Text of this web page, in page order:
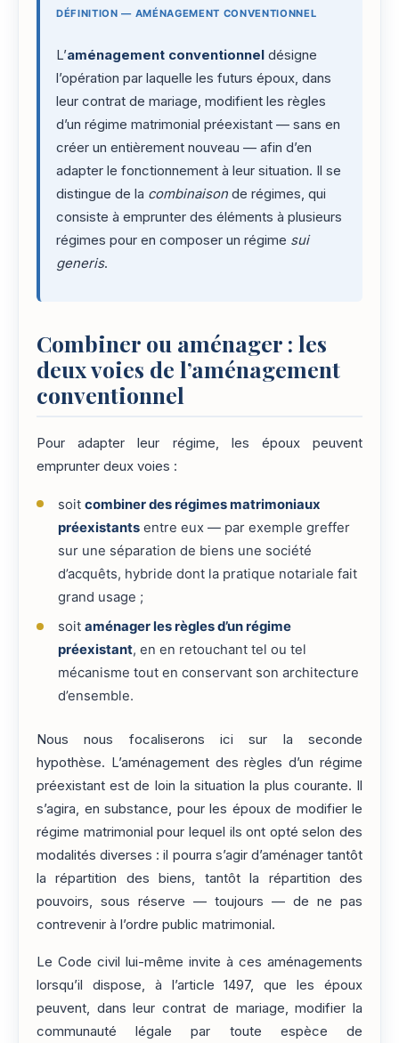
DÉFINITION — AMÉNAGEMENT CONVENTIONNEL
L’aménagement conventionnel désigne
l’opération par laquelle les futurs époux, dans
leur contrat de mariage, modifient les règles
d’un régime matrimonial préexistant — sans en
créer un entièrement nouveau — afin d’en
adapter le fonctionnement à leur situation. Il se
distingue de la combinaison de régimes, qui
consiste à emprunter des éléments à plusieurs
régimes pour en composer un régime sui
generis.
Combiner ou aménager : les
deux voies de l’aménagement
conventionnel
Pour adapter leur régime, les époux peuvent
emprunter deux voies :
soit combiner des régimes matrimoniaux
préexistantsentre eux — par exemple greffer
sur une séparation de biens une société
d’acquêts, hybride dont la pratique notariale fait
grand usage ;
soit aménager les règles d’un régime
préexistant, en en retouchant tel ou tel
mécanisme tout en conservant son architecture
d’ensemble.
Nous nous focaliserons ici sur la seconde
hypothèse. L’aménagement des règles d’un régime
préexistant est de loin la situation la plus courante. Il
s’agira, en substance, pour les époux de modifier le
régime matrimonial pour lequel ils ont opté selon des
modalités diverses : il pourra s’agir d’aménager tantôt
la répartition des biens, tantôt la répartition des
pouvoirs, sous réserve — toujours — de ne pas
contrevenir à l’ordre public matrimonial.
Le Code civil lui-même invite à ces aménagements
lorsqu’il dispose, à l’article 1497, que les époux
peuvent, dans leur contrat de mariage, modifier la
communauté légale par toute espèce de